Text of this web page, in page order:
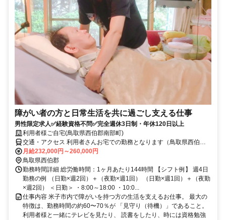
障がい者の方と日常生活を共に過ごし支える仕事
男性限定求人✅経験資格不問✅完全週休3日制・年休120日以上
利用者様ご自宅(鳥取県西伯郡南部町)
交通・アクセス 利用者さんお宅での勤務となります（鳥取県西伯郡
南部町内／直行直帰可）
月給232,000円～260,000円
鳥取県西伯郡
勤務時間詳細 総労働時間：1ヶ月あたり144時間 【シフト例】 週4日
勤務の例 （日勤×週2回）＋（夜勤×週1回） （日勤×週1回）＋（夜勤
×週2回） ＜日勤＞ ・8:00～18:00 ・10:0...
仕事内容 米子市内で障がいを持つ方の生活を支えるお仕事。 最大の
特徴は、勤務時間の約60〜70％が 「見守り（待機）」であること。
利用者様と一緒にテレビを見たり、 読書をしたり、時には資格勉強